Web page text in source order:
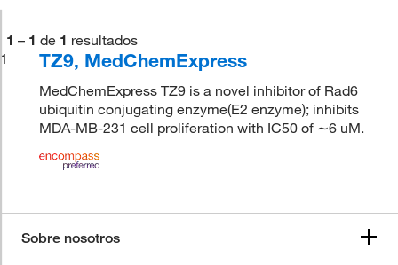
1 – 1 de 1 resultados
1
TZ9, MedChemExpress
MedChemExpress TZ9 is a novel inhibitor of Rad6
ubiquitin conjugating enzyme(E2 enzyme); inhibits
MDA-MB-231 cell proliferation with IC50 of ∼6 uM.
Sobre nosotros